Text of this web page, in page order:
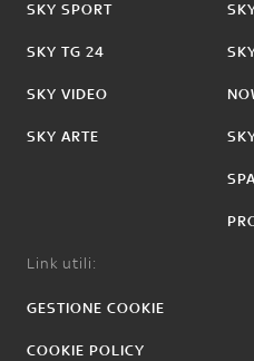
SKY SPORT
SKY TG 24
SKY VIDEO
SKY ARTE
Link utili:
GESTIONE COOKIE
COOKIE POLICY